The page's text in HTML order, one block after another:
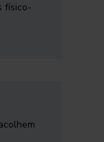
físico-